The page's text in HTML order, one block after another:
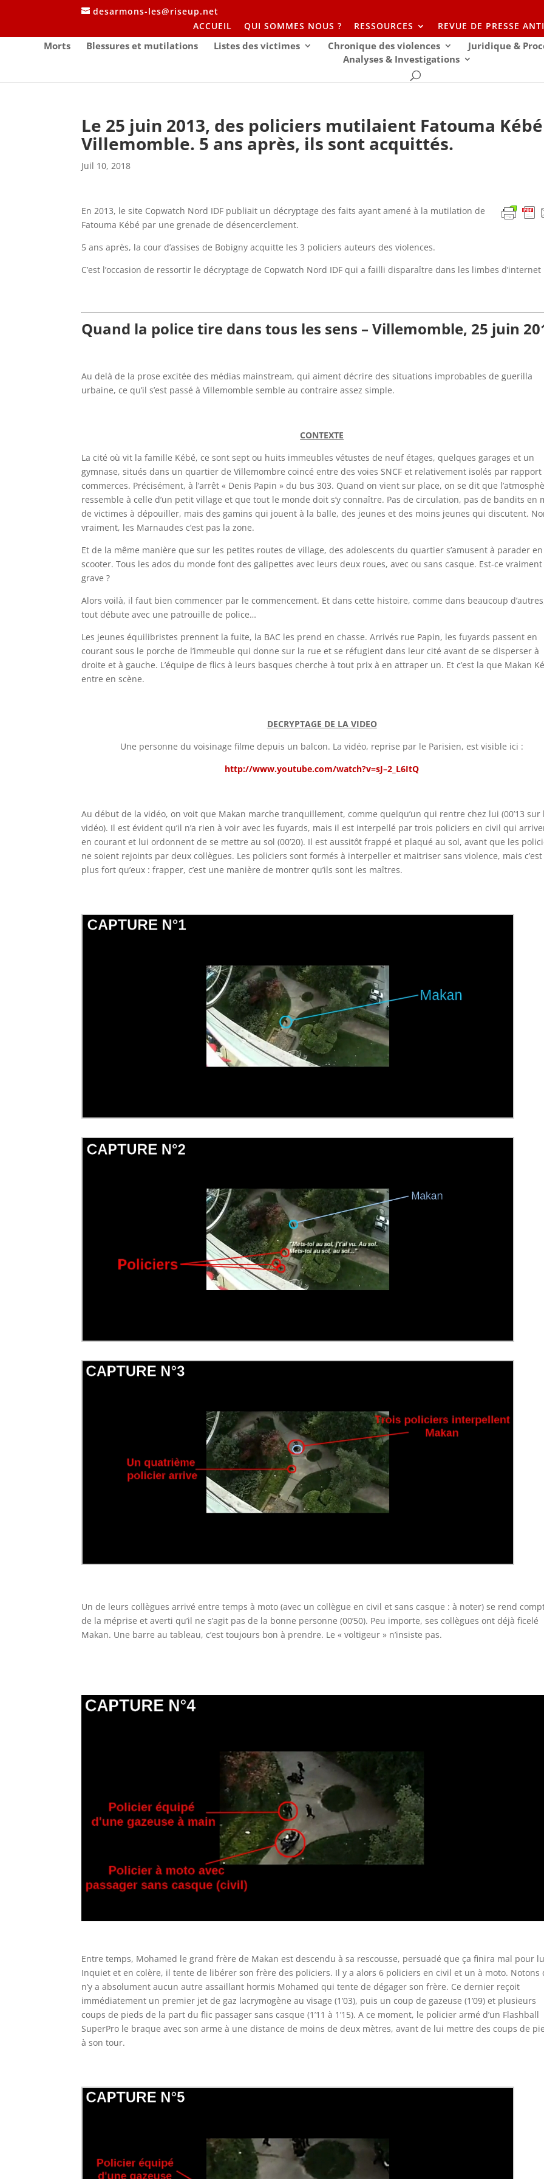
desarmons-les@riseup.net
ACCUEIL
QUI SOMMES NOUS ? RESSOURCES REVUE DE PRESSE
Morts Blessures et mutilations Listes des victimes Chronique des violences
Juridique &
Analyses & Investigations
Le 25 juin 2013, des policiers mutilaient Fatouma
Villemomble. 5 ans après, ils sont acquittés.
Juil 10, 2018
En 2013, le site Copwatch Nord IDF publiait un décryptage des faits ayant amené à la mutilation de
Fatouma Kébé par une grenade de désencerclement.
5 ans après, la cour d’assises de Bobigny acquitte les 3 policiers auteurs des violences.
C’est l’occasion de ressortir le décryptage de Copwatch Nord IDF qui a failli disparaître dans les limbes d’internet
Quand la police tire dans tous les sens – Villemomble, 25 juin
Au delà de la prose excitée des médias mainstream, qui aiment décrire des situations improbables de guerilla
urbaine, ce qu’il s’est passé à Villemomble semble au contraire assez simple.
CONTEXTE
La cité où vit la famille Kébé, ce sont sept ou huits immeubles vétustes de neuf étages, quelques garages et un
gymnase, situés dans un quartier de Villemombre coincé entre des voies SNCF et relativement isolés par rapport
commerces. Précisément, à l’arrêt « Denis Papin » du bus 303. Quand on vient sur place, on se dit que
ressemble à celle d’un petit village et que tout le monde doit s’y connaître. Pas de circulation, pas de bandits en
de victimes à dépouiller, mais des gamins qui jouent à la balle, des jeunes et des moins jeunes qui discutent.
vraiment, les Marnaudes c’est pas la zone.
Et de la même manière que sur les petites routes de village, des adolescents du quartier s’amusent à parader en
scooter. Tous les ados du monde font des galipettes avec leurs deux roues, avec ou sans casque. Est-ce
grave ?
Alors voilà, il faut bien commencer par le commencement. Et dans cette histoire, comme dans beaucoup
tout débute avec une patrouille de police…
Les jeunes équilibristes prennent la fuite, la BAC les prend en chasse. Arrivés rue Papin, les fuyards passent en
courant sous le porche de l’immeuble qui donne sur la rue et se réfugient dans leur cité avant de se disperser à
droite et à gauche. L’équipe de flics à leurs basques cherche à tout prix à en attraper un. Et c’est la que Makan
entre en scène.
DECRYPTAGE DE LA VIDEO
Une personne du voisinage filme depuis un balcon. La vidéo, reprise par le Parisien, est visible ici :
http://www.youtube.com/watch?v=sJ–2_L6ItQ
Au début de la vidéo, on voit que Makan marche tranquillement, comme quelqu’un qui rentre chez lui (00’13 sur
vidéo). Il est évident qu’il n’a rien à voir avec les fuyards, mais il est interpellé par trois policiers en civil qui
en courant et lui ordonnent de se mettre au sol (00’20). Il est aussitôt frappé et plaqué au sol, avant que les
ne soient rejoints par deux collègues. Les policiers sont formés à interpeller et maitriser sans violence, mais c’est
plus fort qu’eux : frapper, c’est une manière de montrer qu’ils sont les maîtres.
Un de leurs collègues arrivé entre temps à moto (avec un collègue en civil et sans casque : à noter) se rend
de la méprise et averti qu’il ne s’agit pas de la bonne personne (00’50). Peu importe, ses collègues ont déjà ficelé
Makan. Une barre au tableau, c’est toujours bon à prendre. Le « voltigeur » n’insiste pas.
Entre temps, Mohamed le grand frère de Makan est descendu à sa rescousse, persuadé que ça finira mal pour
Inquiet et en colère, il tente de libérer son frère des policiers. Il y a alors 6 policiers en civil et un à moto. Notons
n’y a absolument aucun autre assaillant hormis Mohamed qui tente de dégager son frère. Ce dernier reçoit
immédiatement un premier jet de gaz lacrymogène au visage (1’03), puis un coup de gazeuse (1’09) et plusieurs
coups de pieds de la part du flic passager sans casque (1’11 à 1’15). A ce moment, le policier armé d’un Flashball
SuperPro le braque avec son arme à une distance de moins de deux mètres, avant de lui mettre des coups de
à son tour.